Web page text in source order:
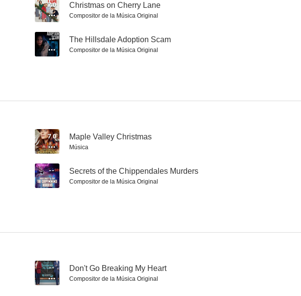
7.0 Christmas on Cherry Lane
Compositor de la Música Original
-- The Hillsdale Adoption Scam
Compositor de la Música Original
7.0 Maple Valley Christmas
Música
-- Secrets of the Chippendales Murders
Compositor de la Música Original
-- Don't Go Breaking My Heart
Compositor de la Música Original